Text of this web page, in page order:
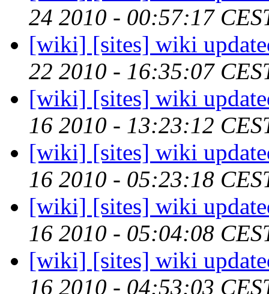
24 2010 - 00:57:17
[wiki] [sites] wiki
22 2010 - 16:35:07
[wiki] [sites] wiki
16 2010 - 13:23:12
[wiki] [sites] wiki
16 2010 - 05:23:18
[wiki] [sites] wiki
16 2010 - 05:04:08
[wiki] [sites] wiki
16 2010 - 04:53:03